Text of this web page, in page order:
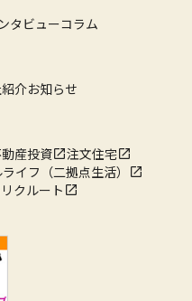
タビューコラム
介お知らせ
産投資
注文住宅
イフ（二拠点生活）
リクルート